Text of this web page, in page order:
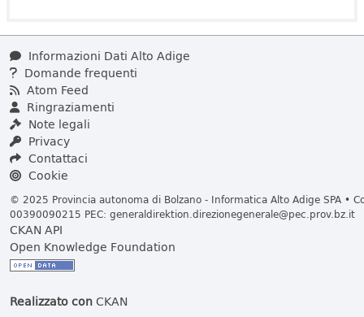
Informazioni Dati Alto Adige
Domande frequenti
Atom Feed
Ringraziamenti
Note legali
Privacy
Contattaci
Cookie
© 2025 Provincia autonoma di Bolzano - Informatica Alto Adige SPA •
00390090215 PEC: generaldirektion.direzionegenerale@pec.prov.bz.it
CKAN API
Open Knowledge Foundation
Realizzato conCKAN